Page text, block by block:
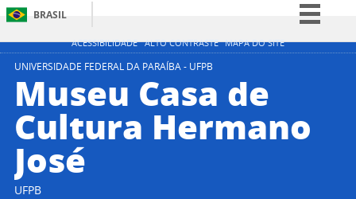
ACESSIBILIDADE ALTO CONTRASTE MAPA DO SITE
BRASIL
Simplifique!
Participe
Legislação
UNIVERSIDADE FEDERAL DA PARAÍBA - UFPB
Museu Casa de
Cultura Hermano
José
UFPB